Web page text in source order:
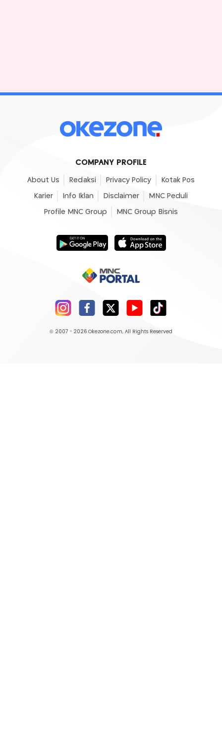
COMPANY PROFILE
About Us Redaksi Privacy Policy Kotak Pos
Karier Info Iklan Disclaimer MNC Peduli
Profile MNC Group MNC Group Bisnis
© 2007 - 2026 Okezone.com, All Rights Reserved